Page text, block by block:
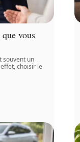
vous
souvent un
choisir le